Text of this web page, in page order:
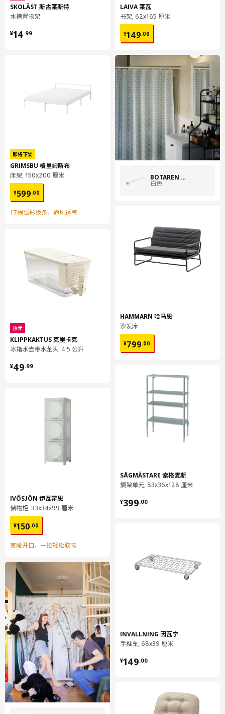
货号 组装手册
803.060.25 HORNEN 霍棱 浴帘杆
SKOLÄST 斯古莱斯特
水槽置物架
¥14.99
¥ 14.99
即将下架
GRIMSBU 格里姆斯布
床架, 150x200 厘米
¥599.00
¥ 599.00
17根弧形板条，通风透气
热卖
KLIPPKAKTUS 克里卡克
冰箱水壶带水龙头, 4.5 公升
¥49.99
¥ 49.99
IVÖSJÖN 伊瓦霍恩
储物柜, 33x34x99 厘米
¥150.00
¥ 150.00
宽敞开口，一拉轻松取物
LAIVA 莱瓦
书架, 62x165 厘米
¥149.00
¥ 149.00
BOTAREN 博塔仁
白色
HAMMARN 哈马恩
沙发床
¥799.00
¥ 799.00
SÅGMÄSTARE 索格麦斯
搁架单元, 83x36x128 厘米
¥399.00
¥ 399.00
INVALLNING 因瓦宁
手推车, 68x39 厘米
¥149.00
¥ 149.00